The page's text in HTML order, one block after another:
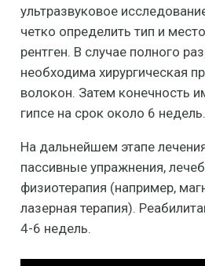
ультразвуковое
четко определить тип и
рентген. В случае полного
необходима хирургическая
волокон. Затем конечность
гипсе на срок около 6 недель.
На дальнейшем этапе
пассивные упражнения,
физиотерапия (например,
лазерная терапия).
4-6 недель.